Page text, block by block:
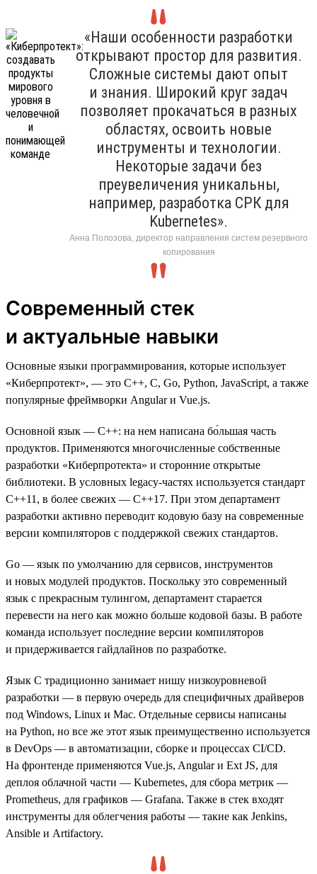
«Наши особенности разработки
открывают простор для развития.
Сложные системы дают опыт
и знания. Широкий круг задач
позволяет прокачаться в разных
областях, освоить новые
инструменты и технологии.
Некоторые задачи без
преувеличения уникальны,
например, разработка СРК для
Kubernetes».
Анна Полозова, директор направления систем резервного
копирования
Современный стек
и актуальные навыки
Основные языки программирования, которые использует
«Киберпротект», — это C++, C, Go, Python, JavaScript, а также
популярные фреймворки Angular и Vue.js.
Основной язык — C++: на нем написана бо́льшая часть
продуктов. Применяются многочисленные собственные
разработки «Киберпротекта» и сторонние открытые
библиотеки. В условных legacy-частях используется стандарт
C++11, в более свежих — С++17. При этом департамент
разработки активно переводит кодовую базу на современные
версии компиляторов с поддержкой свежих стандартов.
Go — язык по умолчанию для сервисов, инструментов
и новых модулей продуктов. Поскольку это современный
язык с прекрасным тулингом, департамент старается
перевести на него как можно больше кодовой базы. В работе
команда использует последние версии компиляторов
и придерживается гайдлайнов по разработке.
Язык C традиционно занимает нишу низкоуровневой
разработки — в первую очередь для специфичных драйверов
под Windows, Linux и Mac. Отдельные сервисы написаны
на Python, но все же этот язык преимущественно используется
в DevOps — в автоматизации, сборке и процессах CI/CD.
На фронтенде применяются Vue.js, Angular и Ext JS, для
деплоя облачной части — Kubernetes, для сбора метрик —
Prometheus, для графиков — Grafana. Также в стек входят
инструменты для облегчения работы — такие как Jenkins,
Ansible и Artifactory.